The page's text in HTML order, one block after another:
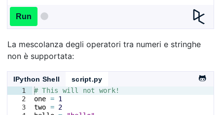
Run
La mescolanza degli operatori tra numeri e stringhe
non è supportata:
IPython Shell
script.py
1
2
3
# This will not work!
one = 1
two = 2